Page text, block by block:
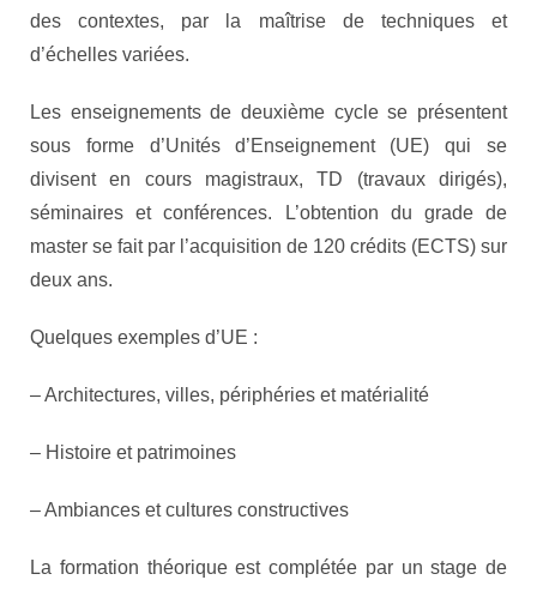
des contextes, par la maîtrise de techniques et
d’échelles variées.
Les enseignements de deuxième cycle se présentent
sous forme d’Unités d’Enseignement (UE) qui se
divisent en cours magistraux, TD (travaux dirigés),
séminaires et conférences. L’obtention du grade de
master se fait par l’acquisition de 120 crédits (ECTS) sur
deux ans.
Quelques exemples d’UE :
– Architectures, villes, périphéries et matérialité
– Histoire et patrimoines
– Ambiances et cultures constructives
La formation théorique est complétée par un stage de